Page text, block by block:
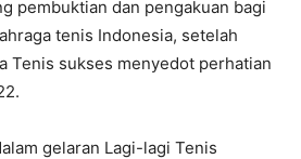
pembuktian dan pengakuan bagi
tenis Indonesia, setelah
Tenis sukses menyedot perhatian
gelaran Lagi-lagi Tenis